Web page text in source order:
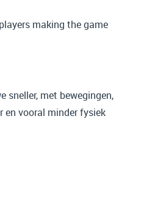
making the game
sneller, met bewegingen,
en vooral minder fysiek